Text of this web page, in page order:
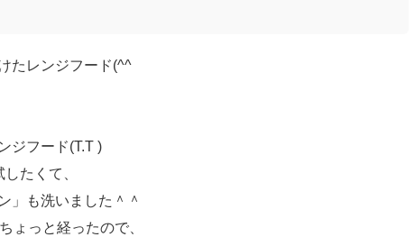
たレンジフード(^^ゞ
ジフード(T.T )
たくて、
」も洗いました＾＾
ょっと経ったので、